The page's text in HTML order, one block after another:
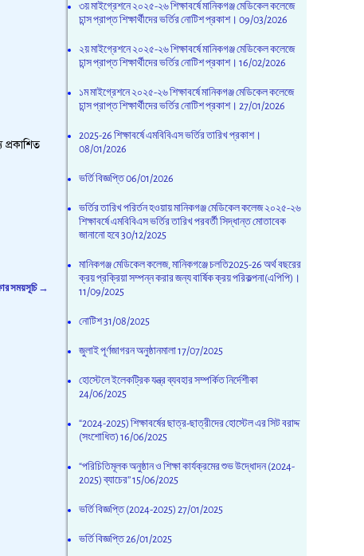
প্রকাশিত
সময়সূচি →
৩য় মাইগ্রেশনে ২০২৫-২৬ শিক্ষাবর্ষে মানিকগঞ্জ মেডিকেল কলেজে
চান্স প্রাপ্ত শিক্ষার্থীদের ভর্তির নোটিশ প্রকাশ। 09/03/2026
২য় মাইগ্রেশনে ২০২৫-২৬ শিক্ষাবর্ষে মানিকগঞ্জ মেডিকেল কলেজে
চান্স প্রাপ্ত শিক্ষার্থীদের ভর্তির নোটিশ প্রকাশ। 16/02/2026
১ম মাইগ্রেশনে ২০২৫-২৬ শিক্ষাবর্ষে মানিকগঞ্জ মেডিকেল কলেজে
চান্স প্রাপ্ত শিক্ষার্থীদের ভর্তির নোটিশ প্রকাশ। 27/01/2026
2025-26 শিক্ষাবর্ষে এমবিবিএস ভর্তির তারিখ প্রকাশ।
08/01/2026
ভর্তি বিজ্ঞপ্তি06/01/2026
ভর্তির তারিখ পরির্তন হওয়ায় মানিকগঞ্জ মেডিকেল কলেজ ২০২৫-২৬
শিক্ষাবর্ষে এমবিবিএস ভর্তির তারিখ পরবর্তী সিদ্ধান্ত মোতাবেক
জানানো হবে30/12/2025
মানিকগঞ্জ মেডিকেল কলেজ, মানিকগঞ্জে চলতি2025-26 অর্থ বছরের
ক্রয় প্রক্রিয়া সম্পন্ন করার জন্য বার্ষিক ক্রয় পরিকল্পনা(এপিপি)।
11/09/2025
নোটিশ31/08/2025
জুলাই পূর্ণজাগরন অনুষ্ঠানমালা17/07/2025
হোস্টেলে ইলেকট্রিক যন্ত্র ব্যবহার সম্পর্কিত নির্দেশীকা
24/06/2025
“2024-2025) শিক্ষাবর্ষের ছাত্র-ছাত্রীদের হোস্টেল এর সিট বরাদ্দ
(সংশোধিত) 16/06/2025
“পরিচিতিমূলক অনুষ্ঠান ও শিক্ষা কার্যক্রমের শুভ উদ্ধোদন (2024-
2025) ব্যাচের’’15/06/2025
ভর্তি বিজ্ঞপ্তি (2024-2025) 27/01/2025
ভর্তি বিজ্ঞপ্তি26/01/2025